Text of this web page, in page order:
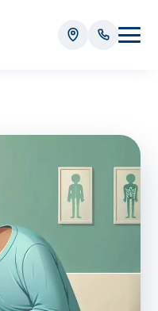
(крім крові) - від
0 грн